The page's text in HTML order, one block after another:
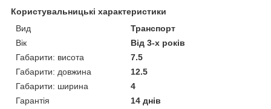
Користувальницькі характеристики
Вид
Транспорт
Вік
Від 3-х років
Габарити: висота
7.5
Габарити: довжина
12.5
Габарити: ширина
4
Гарантія
14 днів